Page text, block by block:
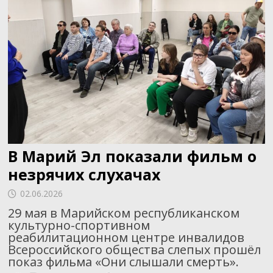
В Марий Эл показали фильм о
незрячих слухачах
02.06.2026
29 мая в Марийском республиканском
культурно-спортивном
реабилитационном центре инвалидов
Всероссийского общества слепых прошёл
показ фильма «Они слышали смерть».